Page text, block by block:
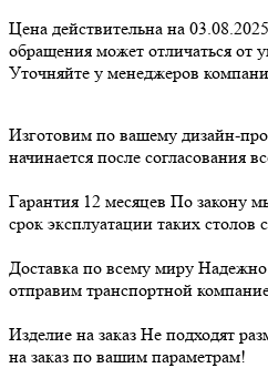
Цена действительна на
обращения может отличаться от
Уточняйте у менеджеров
Изготовим по вашему дизайн-
начинается после согласования
Гарантия 12 месяцев По закону
срок эксплуатации таких столов
Доставка по всему миру Надежно
отправим транспортной
Изделие на заказ Не подходят
на заказ по вашим параметрам!